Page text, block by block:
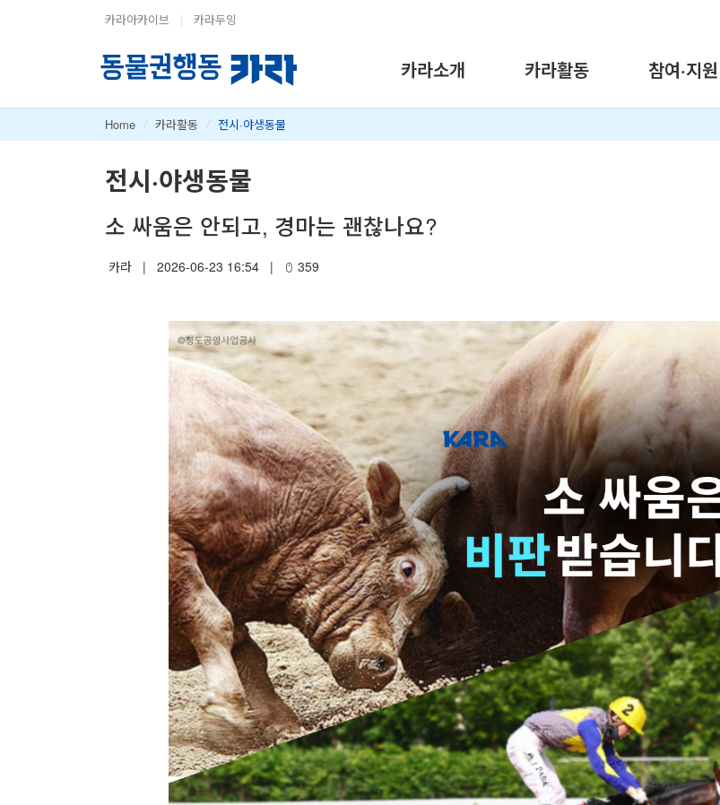
카라아카이브 | 카라두잉
카라소개 카라활동 참여·지원
Home / 카라활동 / 전시·야생동물
전시·야생동물
소 싸움은 안되고, 경마는 괜찮나요?
카라 | 2026-06-23 16:54 | 359